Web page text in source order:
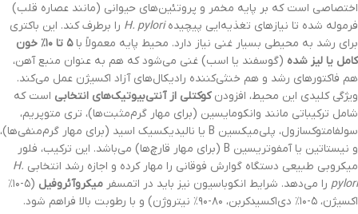
اختصاصی است که بر پایه مخمر و پروتئین‌های حیوانی (مانند عصاره قلب)
فرموله شده تا نیازهای تغذیه‌ایی پیچیدهH. pylori را برطرف کند. این باکتری
برای رشد به محیطی بسیار غنی نیاز دارد. محیط پایه معمولاً با
۵ تا ۱۰٪ خون
کامل یا لیز شده (گوسفند یا اسب) غنی می‌شود که هم به عنوان منبع آهن،
هم فاکتورهای رشد و هم خنثی‌کننده رادیکال‌های آزاد اکسیژن عمل می‌کند.
ویژگی کلیدی این محیط، افزودنکوکتلی از آنتی‌بیوتیک‌های انتخابی است که
شامل ترکیباتی مانند وانکومایسین (برای مهار گرم‌مثبت‌ها)، تری متوپریم،
سولفامتوکسازول، پلی‌میکسین B یا نالیدیکسیک اسید (برای مهار گرم‌منفی‌ها)،
و نیستاتین یا آمفوتریسین B (برای مهار قارچ‌ها) می‌باشد. این ترکیب، فلور
میکروبی طبیعی دستگاه گوارش فوقانی را مهار کرده و اجازه رشد انتخابی H.
pylori را می‌دهد. شرایط انکوباسیون نیز باید در اتمسفر میکروآئروفیل
(۵-۱۰٪
اکسیژن، ۵-۱۰٪ دی‌اکسیدکربن، ۸۰-۹۰٪ نیتروژن) و با رطوبت بالا فراهم شود.